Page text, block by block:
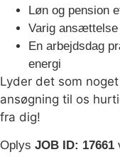
Løn og pension
Varig
En arbejdsdag
energi
Lyder det som
ansøgning til os
fra dig!
Oplys JOB ID: 17661